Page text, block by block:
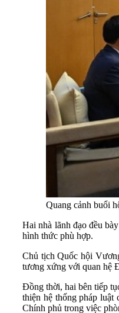
Quang cảnh buổi
Hai nhà lãnh đạo đều
hình thức phù hợp.
Chủ tịch Quốc hội
tương xứng với quan hệ
Đồng thời, hai bên tiếp
thiện hệ thống pháp luật
Chính phủ trong việc